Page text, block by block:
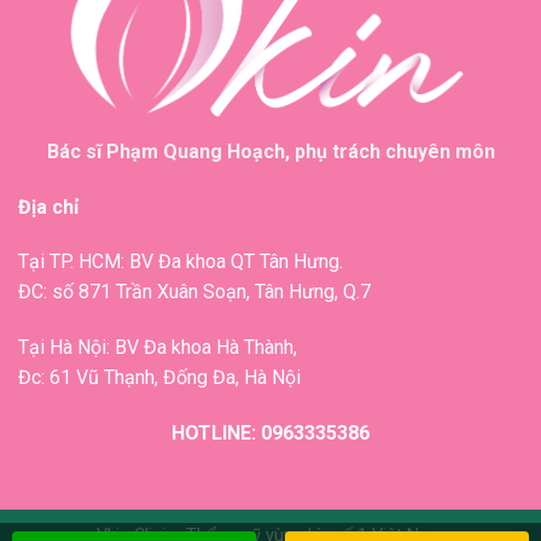
Bác sĩ Phạm Quang Hoạch, phụ trách chuyên môn
Địa chỉ
Tại TP. HCM: BV Đa khoa QT Tân Hưng.
ĐC: số 871 Trần Xuân Soạn, Tân Hưng, Q.7
Tại Hà Nội: BV Đa khoa Hà Thành,
Đc: 61 Vũ Thạnh, Đống Đa, Hà Nội
HOTLINE: 0963335386
Vkin Clinic- Thẩm mỹ vùng kín số 1 Việt Nam